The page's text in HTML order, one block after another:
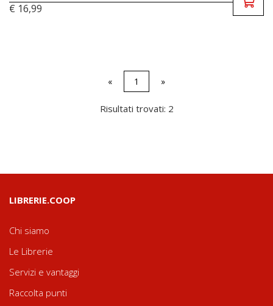
€ 16,99
« 1 »
Risultati trovati: 2
LIBRERIE.COOP
Chi siamo
Le Librerie
Servizi e vantaggi
Raccolta punti